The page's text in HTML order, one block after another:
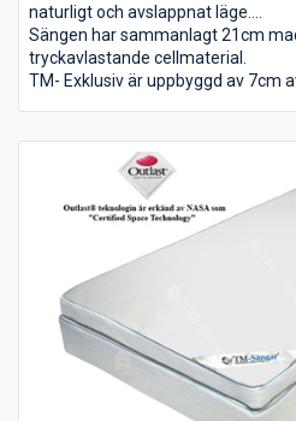
naturligt och avslappnat läge.
TM Exklusiv är för dig som vill ha
tryckavlastande egenskaperna och
en unik mjuk säng och liknar ingen
Sängen har sammanlagt 21cm
tryckavlastande cellmaterial.
TM- Exklusiv är uppbyggd av 7cm